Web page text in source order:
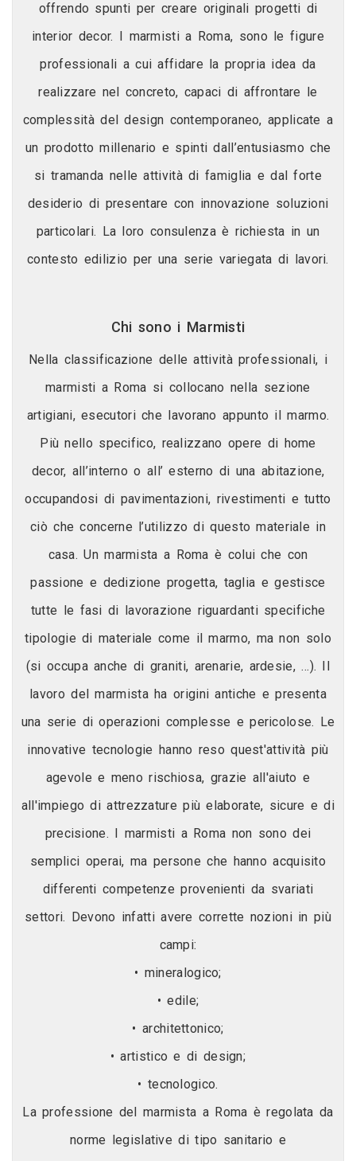
offrendo spunti per creare originali progetti di
interior decor. I marmisti a Roma, sono le figure
professionali a cui affidare la propria idea da
realizzare nel concreto, capaci di affrontare le
complessità del design contemporaneo, applicate a
un prodotto millenario e spinti dall’entusiasmo che
si tramanda nelle attività di famiglia e dal forte
desiderio di presentare con innovazione soluzioni
particolari. La loro consulenza è richiesta in un
contesto edilizio per una serie variegata di lavori.
Chi sono i Marmisti
Nella classificazione delle attività professionali, i
marmisti a Roma si collocano nella sezione
artigiani, esecutori che lavorano appunto il marmo.
Più nello specifico, realizzano opere di home
decor, all’interno o all’ esterno di una abitazione,
occupandosi di pavimentazioni, rivestimenti e tutto
ciò che concerne l’utilizzo di questo materiale in
casa. Un marmista a Roma è colui che con
passione e dedizione progetta, taglia e gestisce
tutte le fasi di lavorazione riguardanti specifiche
tipologie di materiale come il marmo, ma non solo
(si occupa anche di graniti, arenarie, ardesie, …). Il
lavoro del marmista ha origini antiche e presenta
una serie di operazioni complesse e pericolose. Le
innovative tecnologie hanno reso quest'attività più
agevole e meno rischiosa, grazie all'aiuto e
all'impiego di attrezzature più elaborate, sicure e di
precisione. I marmisti a Roma non sono dei
semplici operai, ma persone che hanno acquisito
differenti competenze provenienti da svariati
settori. Devono infatti avere corrette nozioni in più
campi:
• mineralogico;
• edile;
• architettonico;
• artistico e di design;
• tecnologico.
La professione del marmista a Roma è regolata da
norme legislative di tipo sanitario e